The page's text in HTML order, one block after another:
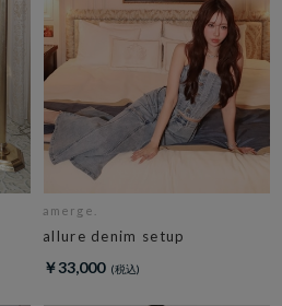
amerge.
allure denim setup
￥33,000